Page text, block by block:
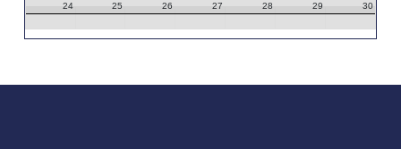
24 25 26 27 28 29 30